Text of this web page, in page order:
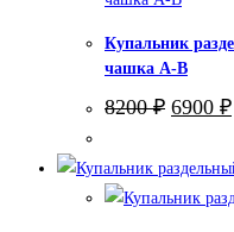
Купальник
чашка А-В
8200₽
8200
6900 ₽